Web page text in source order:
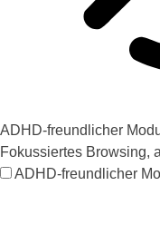
ADHD-freundlicher
Fokussiertes Browsing,
ADHD-freundlicher